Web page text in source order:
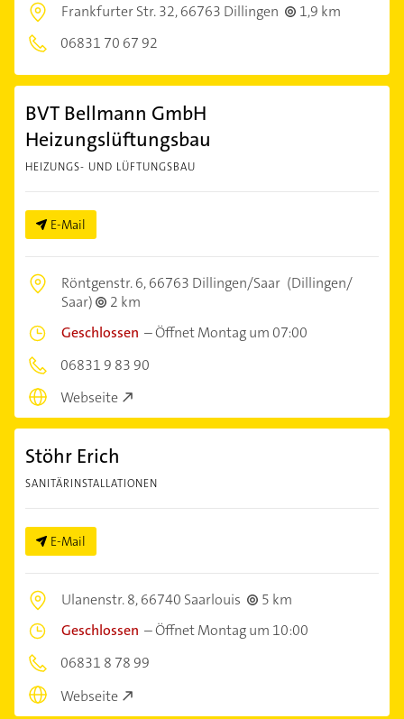
Frankfurter Str. 32,66763 Dillingen
1,9 km
06831 70 67 92
BVT Bellmann GmbH
Heizungslüftungsbau
HEIZUNGS- UND LÜFTUNGSBAU
E-Mail
Röntgenstr. 6,66763 Dillingen/Saar (Dillingen/
Saar)
2 km
Geschlossen –Öffnet Montag um 07:00
06831 9 83 90
Webseite
Stöhr Erich
SANITÄRINSTALLATIONEN
E-Mail
Ulanenstr. 8,66740 Saarlouis
5 km
Geschlossen –Öffnet Montag um 10:00
06831 8 78 99
Webseite